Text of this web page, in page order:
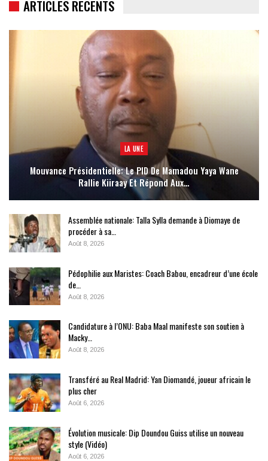
ARTICLES RECENTS
LA UNE
Mouvance Présidentielle: Le PID De Mamadou Yaya Wane
Rallie Kiiraay Et Répond Aux…
Assemblée nationale: Talla Sylla demande à Diomaye de
procéder à sa…
Août 8, 2026
Pédophilie aux Maristes: Coach Babou, encadreur d’une école
de…
Août 8, 2026
Candidature à l’ONU: Baba Maal manifeste son soutien à
Macky…
Août 8, 2026
Transféré au Real Madrid: Yan Diomandé, joueur africain le
plus cher
Août 6, 2026
Évolution musicale: Dip Doundou Guiss utilise un nouveau
style (Vidéo)
Août 6, 2026